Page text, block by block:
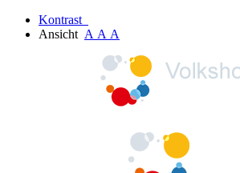
Kontrast
Ansicht A A A